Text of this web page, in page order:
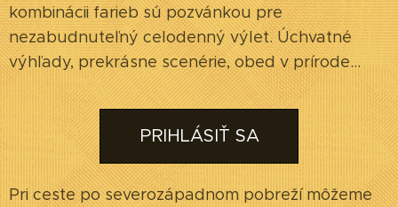
kombinácii farieb sú pozvánkou pre
nezabudnuteľný celodenný výlet. Úchvatné
výhľady, prekrásne scenérie, obed v prírode...
PRIHLÁSIŤ SA
Pri ceste po severozápadnom pobreží môžeme